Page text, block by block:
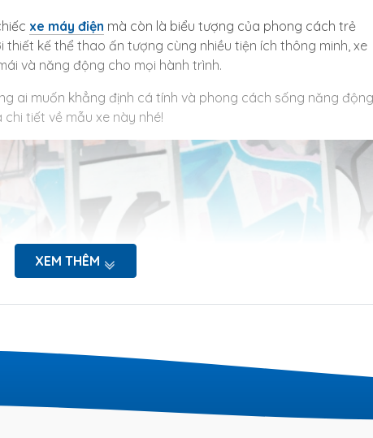
xe máy điện mà còn là biểu tượng của phong cách trẻ
kế thể thao ấn tượng cùng nhiều tiện ích thông minh, xe
và năng động cho mọi hành trình.
ai muốn khẳng định cá tính và phong cách sống năng động
chi tiết về mẫu xe này nhé!
XEM THÊM